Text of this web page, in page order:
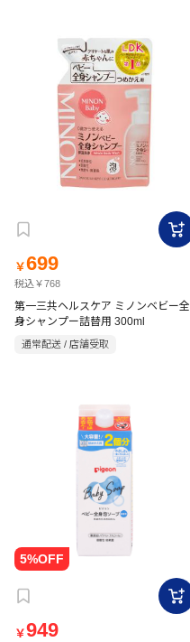
￥699
税込￥768
第一三共ヘルスケア ミノンベビー全
身シャンプー詰替用 300ml
通常配送 / 店舗受取
￥949